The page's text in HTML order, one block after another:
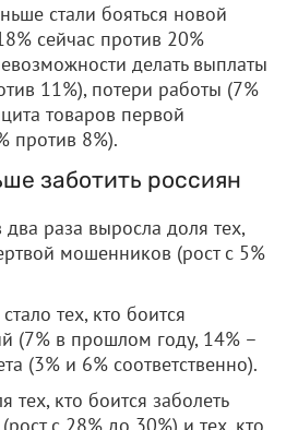
стали бояться новой
сейчас против 20%
делать выплаты
11%), потери работы (7%
товаров первой
против 8%).
заботить россиян
раза выросла доля тех,
мошенников (рост с 5%
тех, кто боится
(7% в прошлом году, 14% –
(3% и 6% соответственно).
тех, кто боится заболеть